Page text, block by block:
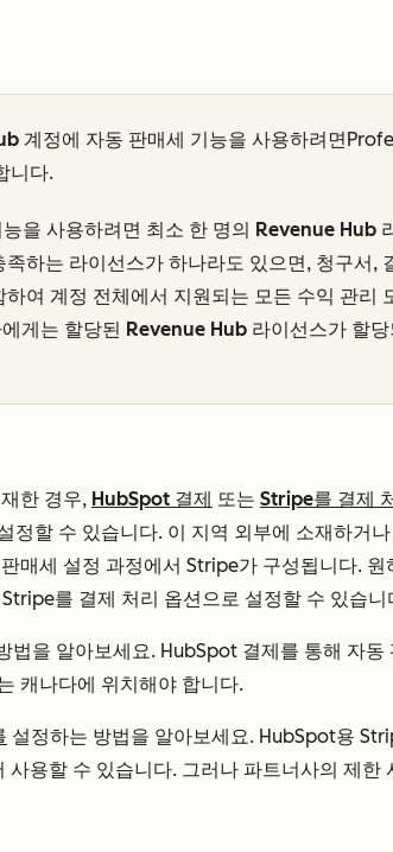
계정에 자동 판매세 기능을 사용하려면
니다.
을 사용하려면 최소 한 명의 Revenue Hub
하는 라이선스가 하나라도 있으면, 청구서,
여 계정 전체에서 지원되는 모든 수익 관리
게는 할당된 Revenue Hub 라이선스가 할
한 경우, HubSpot 결제 또는 Stripe를 결제
정할 수 있습니다. 이 지역 외부에 소재하거
매세 설정 과정에서 Stripe가 구성됩니다.
를 결제 처리 옵션으로 설정할 수 있습니
법을 알아보세요. HubSpot 결제를 통해 자동
캐나다에 위치해야 합니다.
설정하는 방법을 알아보세요. HubSpot용
사용할 수 있습니다. 그러나 파트너사의 제한